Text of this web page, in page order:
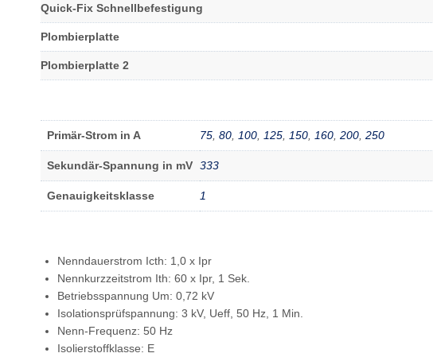
Quick-Fix Schnellbefestigung
Plombierplatte
Plombierplatte 2
Primär-Strom in A 75, 80, 100, 125, 150, 160, 200, 250
Sekundär-Spannung in mV 333
Genauigkeitsklasse 1
Nenndauerstrom Icth: 1,0 x Ipr
Nennkurzzeitstrom Ith: 60 x Ipr, 1 Sek.
Betriebsspannung Um: 0,72 kV
Isolationsprüfspannung: 3 kV, Ueff, 50 Hz, 1 Min.
Nenn-Frequenz: 50 Hz
Isolierstoffklasse: E